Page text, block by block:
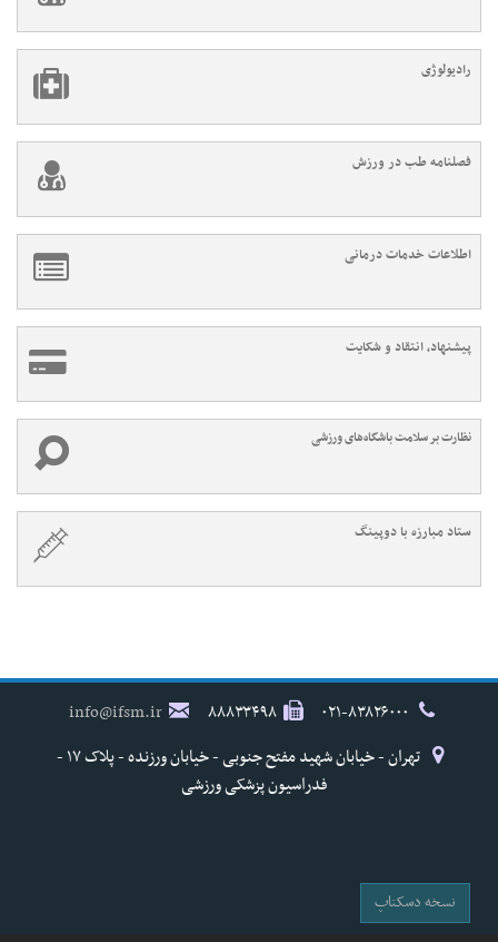
رادیولوژی
فصلنامه طب در ورزش
اطلاعات خدمات درمانی
پیشنهاد، انتقاد و شکایت
نظارت بر سلامت باشگاه‌های ورزشی
ستاد مبارزه با دوپینگ
۸۸۸۳۳۴۹۸
info@ifsm.ir
تهران - خیابان شهید مفتح جنوبی - خیابان ورزنده - پلاک ۱۷ -
فدراسیون پزشکی ورزشی
نسخه دسکتاپ